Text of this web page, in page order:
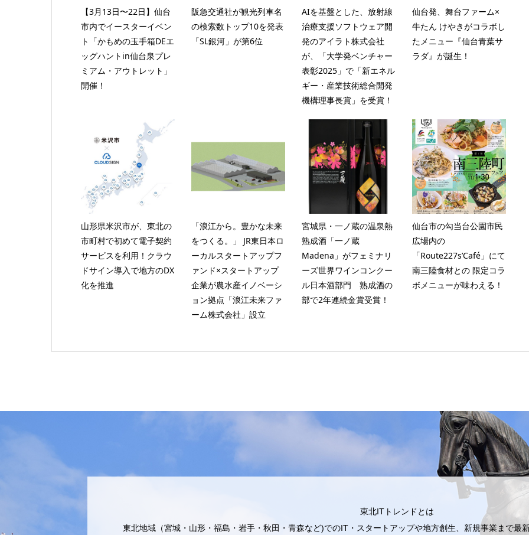
【3月13日〜22日】仙台
市内でイースターイベン
ト「かもめの玉手箱DEエ
ッグハントin仙台泉プレ
ミアム・アウトレット」
開催！
阪急交通社が観光列車名
の検索数トップ10を発表
「SL銀河」が第6位
AIを基盤とした、放射線
治療支援ソフトウェア開
発のアイラト株式会社
が、「大学発ベンチャー
表彰2025」で「新エネル
ギー・産業技術総合開発
機構理事長賞」を受賞！
仙台発、舞台ファーム×
牛たん けやきがコラボし
たメニュー『仙台青葉サ
ラダ』が誕生！
山形県米沢市が、東北の
市町村で初めて電子契約
サービスを利用！クラウ
ドサイン導入で地方のDX
化を推進
「浪江から。豊かな未来
をつくる。」 JR東日本ロ
ーカルスタートアップフ
ァンド×スタートアップ
企業が農水産イノベーシ
ョン拠点「浪江未来ファ
ーム株式会社」設立
宮城県・一ノ蔵の温泉熱
熟成酒「一ノ蔵
Madena」がフェミナリ
ーズ世界ワインコンクー
ル日本酒部門 熟成酒の
部で2年連続金賞受賞！
仙台市の勾当台公園市民
広場内の
「Route227s’Café」にて
南三陸食材との 限定コラ
ボメニューが味わえる！
東北ITトレンドとは
東北地域（宮城・山形・福島・岩手・秋田・青森など)でのIT・スタートアップや地方創生、新規事業まで最